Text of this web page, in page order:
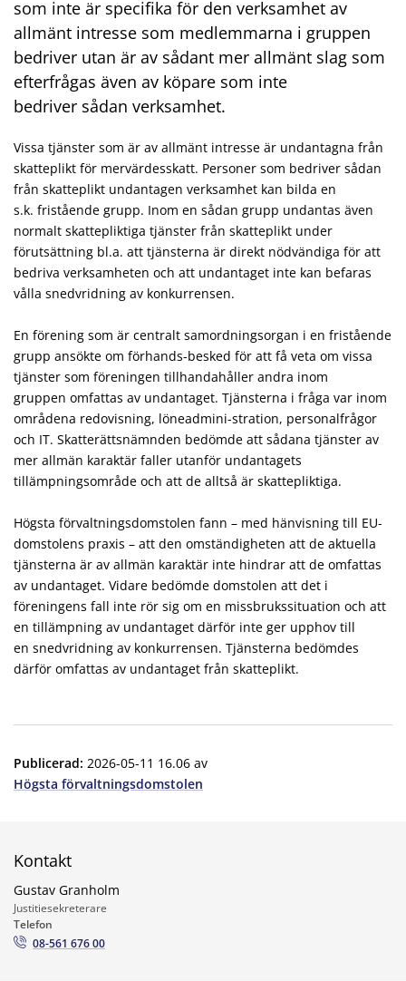
som inte är specifika för den verksamhet av
allmänt intresse som medlemmarna i gruppen
bedriver utan är av sådant mer allmänt slag som
efterfrågas även av köpare som inte
bedriver sådan verksamhet.
Vissa tjänster som är av allmänt intresse är undantagna från
skatteplikt för mervärdesskatt. Personer som bedriver sådan
från skatteplikt undantagen verksamhet kan bilda en
s.k. fristående grupp. Inom en sådan grupp undantas även
normalt skattepliktiga tjänster från skatteplikt under
förutsättning bl.a. att tjänsterna är direkt nödvändiga för att
bedriva verksamheten och att undantaget inte kan befaras
vålla snedvridning av konkurrensen.
En förening som är centralt samordningsorgan i en fristående
grupp ansökte om förhands-besked för att få veta om vissa
tjänster som föreningen tillhandahåller andra inom
gruppen omfattas av undantaget. Tjänsterna i fråga var inom
områdena redovisning, löneadmini-stration, personalfrågor
och IT. Skatterättsnämnden bedömde att sådana tjänster av
mer allmän karaktär faller utanför undantagets
tillämpningsområde och att de alltså är skattepliktiga.
Högsta förvaltningsdomstolen fann – med hänvisning till EU-
domstolens praxis – att den omständigheten att de aktuella
tjänsterna är av allmän karaktär inte hindrar att de omfattas
av undantaget. Vidare bedömde domstolen att det i
föreningens fall inte rör sig om en missbrukssituation och att
en tillämpning av undantaget därför inte ger upphov till
en snedvridning av konkurrensen. Tjänsterna bedömdes
därför omfattas av undantaget från skatteplikt.
Publicerad: 2026-05-11 16.06 av
Högsta förvaltningsdomstolen
Kontakt
Gustav Granholm
Justitiesekreterare
Telefon
08-561 676 00